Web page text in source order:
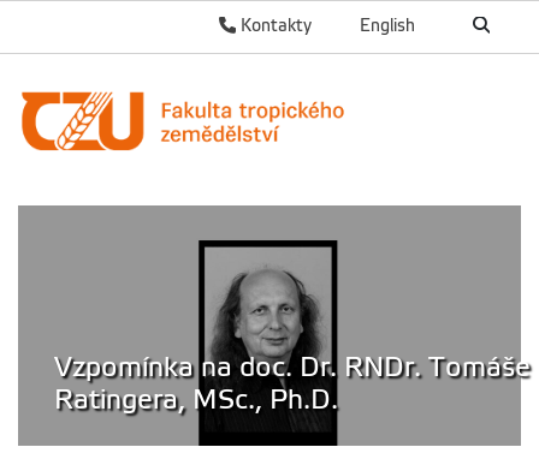
English
Kontakty
Vzpomínka na doc. Dr. RNDr. Tomáše
Ratingera, MSc., Ph.D.